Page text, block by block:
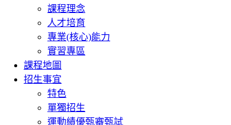
課程理念
人才培育
專業(核心)能力
實習專區
課程地圖
招生事宜
特色
單獨招生
運動績優甄審甄試